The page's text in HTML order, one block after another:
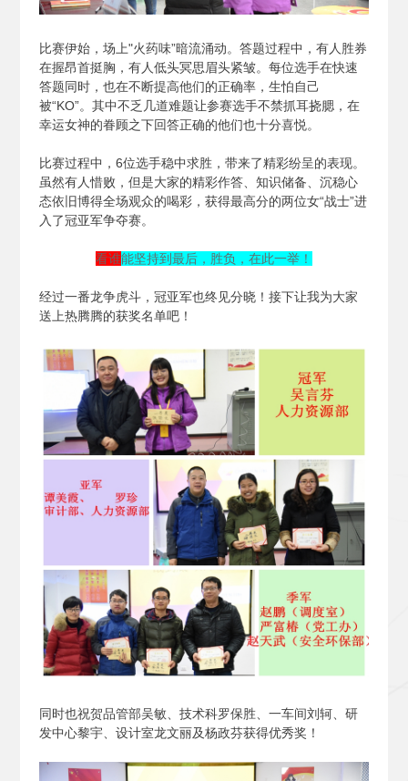
比赛伊始，场上"火药味”暗流涌动。答题过程中，有人胜券
在握昂首挺胸，有人低头冥思眉头紧皱。每位选手在快速
答题同时，也在不断提高他们的正确率，生怕自己
被“KO”。其中不乏几道难题让参赛选手不禁抓耳挠腮，在
幸运女神的眷顾之下回答正确的他们也十分喜悦。
比赛过程中，6位选手稳中求胜，带来了精彩纷呈的表现。
虽然有人惜败，但是大家的精彩作答、知识储备、沉稳心
态依旧博得全场观众的喝彩，获得最高分的两位女“战士”进
入了冠亚军争夺赛。
看谁能坚持到最后，胜负，在此一举！
经过一番龙争虎斗，冠亚军也终见分晓！接下让我为大家
送上热腾腾的获奖名单吧！
同时也祝贺品管部吴敏、技术科罗保胜、一车间刘轲、研
发中心黎宇、设计室龙文丽及杨政芬获得优秀奖！